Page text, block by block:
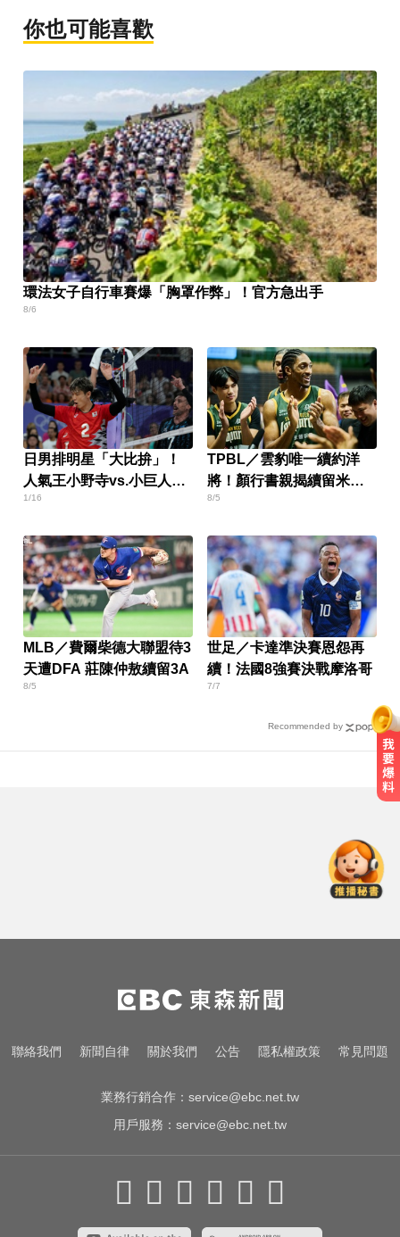
你也可能喜歡
環法女子自行車賽爆「胸罩作弊」！官方急出手
8/6
日男排明星「大比拚」！
人氣王小野寺vs.小巨人關
田誠大
1/16
TPBL／雲豹唯一續約洋
將！顏行書親揭續留米勒
關鍵
8/5
MLB／費爾柴德大聯盟待3
天遭DFA 莊陳仲敖續留3A
8/5
世足／卡達準決賽恩怨再
續！法國8強賽決戰摩洛哥
7/7
Recommended by
4.4%突破4253美元
愛玩車／凱旋雙車登場 660新動力
更順暢
曾號召反女權集會！36歲網紅陳屍
聯絡我們 新聞自律 關於我們 公告 隱私權政策 常見問題
業務行銷合作： service@ebc.net.tw
用戶服務： service@ebc.net.tw